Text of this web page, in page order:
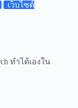
เว็บไซต์
ทำได้เองใน